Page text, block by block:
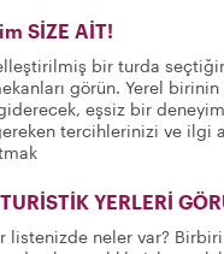
SİZE AİT!
bir turda
görün. Yerel birinin
giderecek, eşsiz bir
tercihlerinizi ve ilgi
YERLERİ
listenizde neler var?